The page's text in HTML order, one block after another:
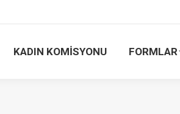
KADIN KOMİSYONU FORMLAR